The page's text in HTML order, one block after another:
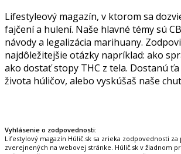
Lifestyleový magazín, v ktorom sa
fajčení a hulení. Naše hlavné témy sú
návody a legalizácia marihuany.
najdôležitejšie otázky napríklad: ako
ako dostať stopy THC z tela. Dostanú
života húličov, alebo vyskúšaš naše
Vyhlásenie o zodpovednosti:
Lifestylový magazín Húlič.sk sa zrieka zodpovednosti
zverejnených na webovej stránke. Húlič.sk v žiadnom